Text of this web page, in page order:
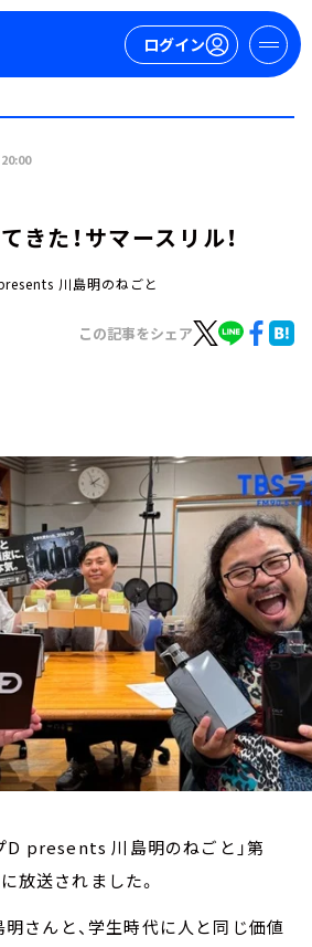
ログイン
ズ
20:00
きた！サマースリル！
川島明のねごと
この記事をシェア
D presents 川島明のねごと」第
放送されました。
明さんと、学生時代に人と同じ価値